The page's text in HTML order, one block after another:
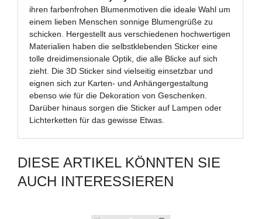
ihren farbenfrohen Blumenmotiven die ideale Wahl um
einem lieben Menschen sonnige Blumengrüße zu
schicken. Hergestellt aus verschiedenen hochwertigen
Materialien haben die selbstklebenden Sticker eine
tolle dreidimensionale Optik, die alle Blicke auf sich
zieht. Die 3D Sticker sind vielseitig einsetzbar und
eignen sich zur Karten- und Anhängergestaltung
ebenso wie für die Dekoration von Geschenken.
Darüber hinaus sorgen die Sticker auf Lampen oder
Lichterketten für das gewisse Etwas.
DIESE ARTIKEL KÖNNTEN SIE
AUCH INTERESSIEREN